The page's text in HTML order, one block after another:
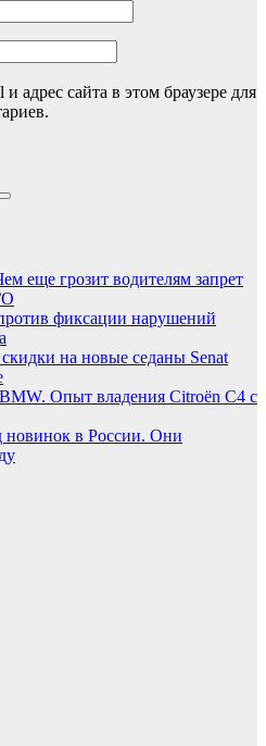
адрес сайта в этом браузере для
еще грозит водителям запрет
фиксации нарушений
на новые седаны Senat
Опыт владения Citroёn C4 с
новинок в России. Они